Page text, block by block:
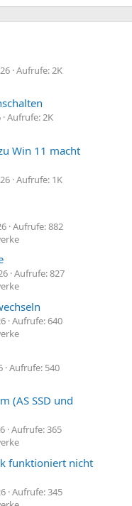
Aufrufe: 2K
Aufrufe: 2K
Win 11 macht
Aufrufe: 1K
Aufrufe: 882
Aufrufe: 827
Aufrufe: 640
Aufrufe: 540
(AS SSD und
Aufrufe: 365
funktioniert nicht
Aufrufe: 345